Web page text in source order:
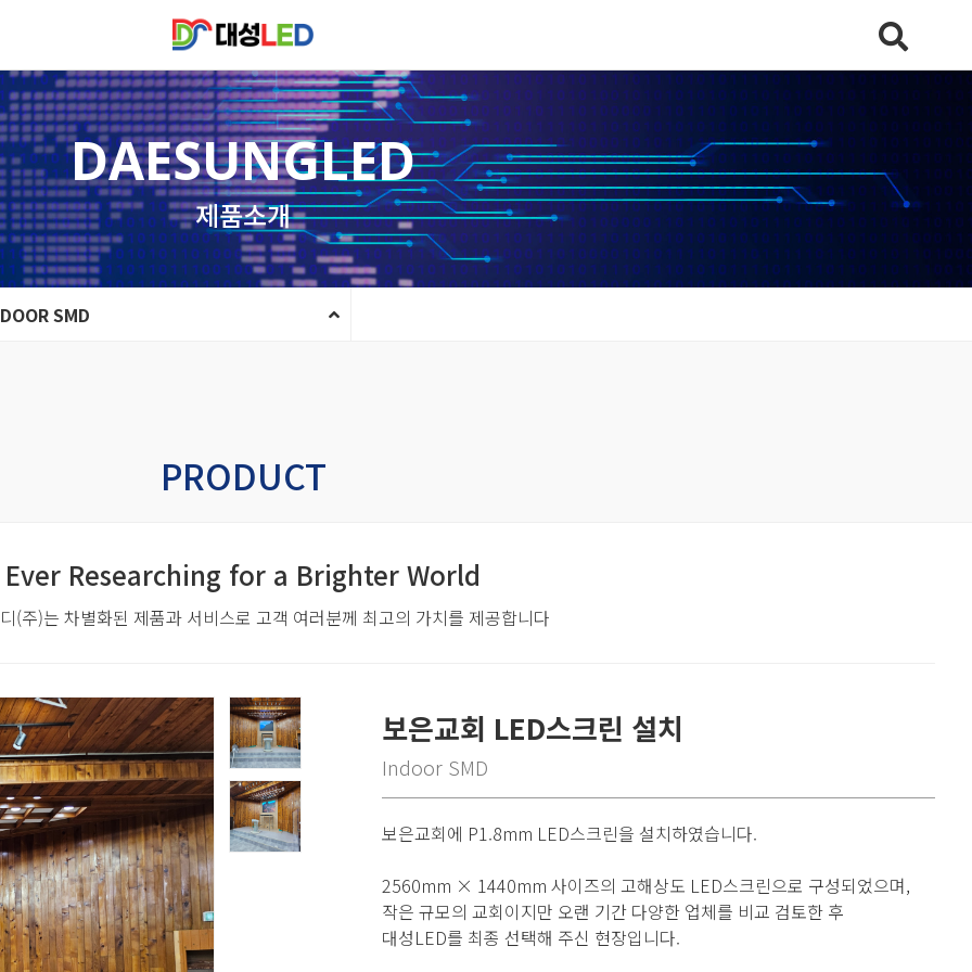
DAESUNGLED
제품소개
SMD
PRODUCT
Ever Researching for a Brighter World
(주)는 차별화된 제품과 서비스로고객 여러분께 최고의 가치를 제공합니다
보은교회 LED스크린 설치
Indoor SMD
보은교회에 P1.8mm LED스크린을 설치하였습니다.
2560mm × 1440mm 사이즈의 고해상도 LED스크린으로 구성되었으며,
작은 규모의 교회이지만 오랜 기간 다양한 업체를 비교 검토한 후
대성LED를 최종 선택해 주신 현장입니다.